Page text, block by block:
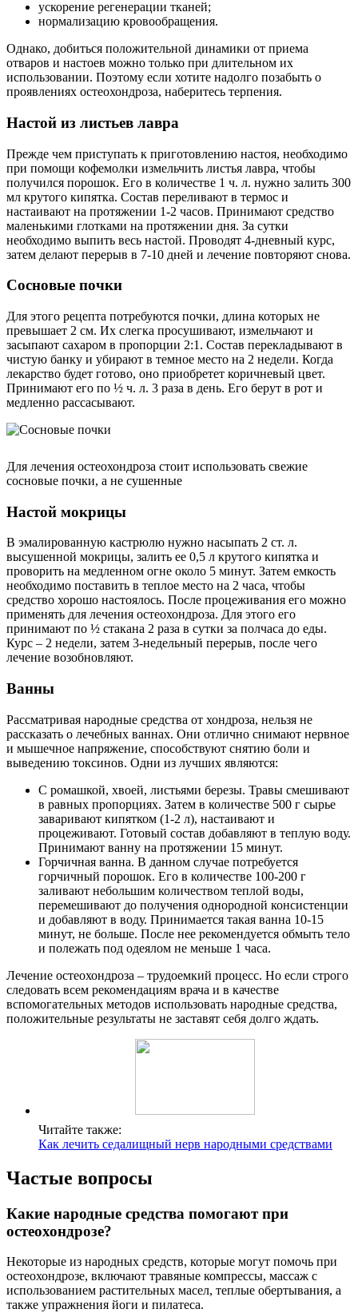
ускорение регенерации тканей;
нормализацию кровообращения.
Однако, добиться положительной динамики от приема
отваров и настоев можно только при длительном их
использовании. Поэтому если хотите надолго позабыть о
проявлениях остеохондроза, наберитесь терпения.
Настой из листьев лавра
Прежде чем приступать к приготовлению настоя, необходимо
при помощи кофемолки измельчить листья лавра, чтобы
получился порошок. Его в количестве 1 ч. л. нужно залить 300
мл крутого кипятка. Состав переливают в термос и
настаивают на протяжении 1-2 часов. Принимают средство
маленькими глотками на протяжении дня. За сутки
необходимо выпить весь настой. Проводят 4-дневный курс,
затем делают перерыв в 7-10 дней и лечение повторяют снова.
Сосновые почки
Для этого рецепта потребуются почки, длина которых не
превышает 2 см. Их слегка просушивают, измельчают и
засыпают сахаром в пропорции 2:1. Состав перекладывают в
чистую банку и убирают в темное место на 2 недели. Когда
лекарство будет готово, оно приобретет коричневый цвет.
Принимают его по ½ ч. л. 3 раза в день. Его берут в рот и
медленно рассасывают.
Для лечения остеохондроза стоит использовать свежие
сосновые почки, а не сушенные
Настой мокрицы
В эмалированную кастрюлю нужно насыпать 2 ст. л.
высушенной мокрицы, залить ее 0,5 л крутого кипятка и
проворить на медленном огне около 5 минут. Затем емкость
необходимо поставить в теплое место на 2 часа, чтобы
средство хорошо настоялось. После процеживания его можно
применять для лечения остеохондроза. Для этого его
принимают по ½ стакана 2 раза в сутки за полчаса до еды.
Курс – 2 недели, затем 3-недельный перерыв, после чего
лечение возобновляют.
Ванны
Рассматривая народные средства от хондроза, нельзя не
рассказать о лечебных ваннах. Они отлично снимают нервное
и мышечное напряжение, способствуют снятию боли и
выведению токсинов. Одни из лучших являются:
С ромашкой, хвоей, листьями березы. Травы смешивают
в равных пропорциях. Затем в количестве 500 г сырье
заваривают кипятком (1-2 л), настаивают и
процеживают. Готовый состав добавляют в теплую воду.
Принимают ванну на протяжении 15 минут.
Горчичная ванна. В данном случае потребуется
горчичный порошок. Его в количестве 100-200 г
заливают небольшим количеством теплой воды,
перемешивают до получения однородной консистенции
и добавляют в воду. Принимается такая ванна 10-15
минут, не больше. После нее рекомендуется обмыть тело
и полежать под одеялом не меньше 1 часа.
Лечение остеохондроза – трудоемкий процесс. Но если строго
следовать всем рекомендациям врача и в качестве
вспомогательных методов использовать народные средства,
положительные результаты не заставят себя долго ждать.
Читайте также:
Как лечить седалищный нерв народными средствами
Частые вопросы
Какие народные средства помогают при
остеохондрозе?
Некоторые из народных средств, которые могут помочь при
остеохондрозе, включают травяные компрессы, массаж с
использованием растительных масел, теплые обертывания, а
также упражнения йоги и пилатеса.